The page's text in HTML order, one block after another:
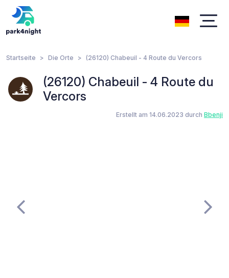
Startseite Die Orte (26120) Chabeuil - 4 Route du Vercors
(26120) Chabeuil - 4 Route du
Vercors
Erstellt am 14.06.2023 durch Bbenji